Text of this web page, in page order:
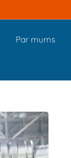
Par mums